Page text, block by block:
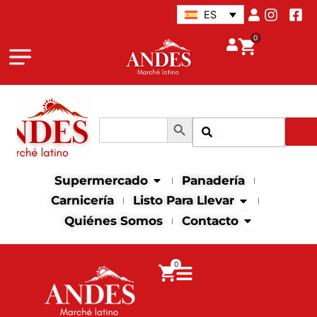
ES
0
Buscar: Botón de búsqueda
Supermercado Abrir supermercado
Panadería
Carnicería
Listo Para Llevar Abrir Listo
Quiénes Somos Contacto Abrir
0